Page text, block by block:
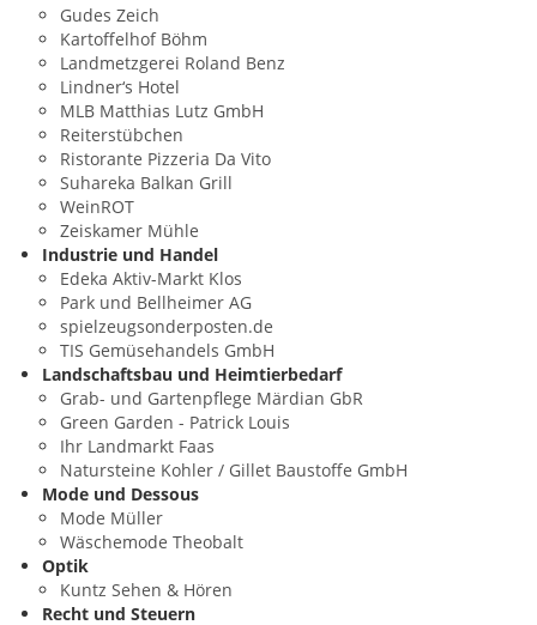
Gudes Zeich
Kartoffelhof Böhm
Landmetzgerei Roland Benz
Lindner‘s Hotel
MLB Matthias Lutz GmbH
Reiterstübchen
Ristorante Pizzeria Da Vito
Suhareka Balkan Grill
WeinROT
Zeiskamer Mühle
Industrie und Handel
Edeka Aktiv-Markt Klos
Park und Bellheimer AG
spielzeugsonderposten.de
TIS Gemüsehandels GmbH
Landschaftsbau und Heimtierbedarf
Grab- und Gartenpflege Märdian GbR
Green Garden - Patrick Louis
Ihr Landmarkt Faas
Natursteine Kohler / Gillet Baustoffe GmbH
Mode und Dessous
Mode Müller
Wäschemode Theobalt
Optik
Kuntz Sehen & Hören
Recht und Steuern